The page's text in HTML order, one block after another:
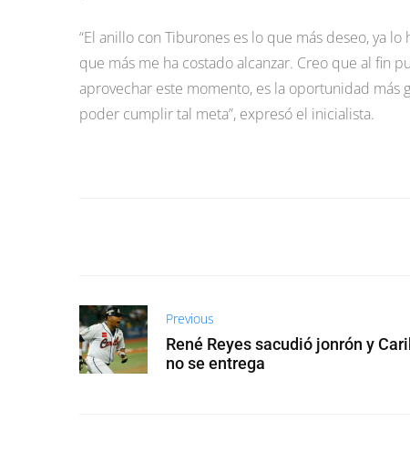
“El anillo con Tiburones es lo que más deseo, ya
que más me ha costado alcanzar. Creo que al fin
aprovechar este momento, es la oportunidad
poder cumplir tal meta”, expresó el inicialista.
Previous
René Reyes sacudió jonrón y
no se entrega